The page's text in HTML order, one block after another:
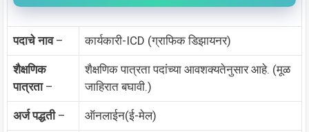
पदाचे नाव– कार्यकारी-ICD (ग्राफिक डिझायनर)
शैक्षणिक
पात्रता–
शैक्षणिक पात्रता पदांच्या आवशक्यतेनुसार आहे. (मूळ
जाहिरात बघावी.)
अर्ज पद्धती– ऑनलाईन(ई-मेल)